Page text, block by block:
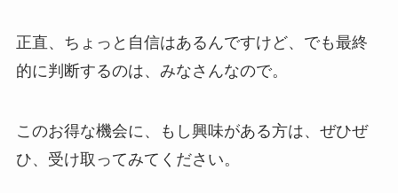
正直、ちょっと自信はあるんですけど、でも最終
的に判断するのは、みなさんなので。
このお得な機会に、もし興味がある方は、ぜひぜ
ひ、受け取ってみてください。